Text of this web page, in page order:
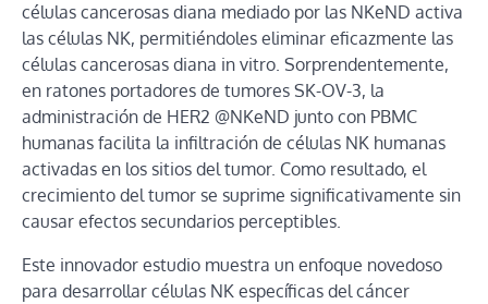
células cancerosas diana mediado por las NKeND activa
las células NK, permitiéndoles eliminar eficazmente las
células cancerosas diana in vitro. Sorprendentemente,
en ratones portadores de tumores SK-OV-3, la
administración de HER2 @NKeND junto con PBMC
humanas facilita la infiltración de células NK humanas
activadas en los sitios del tumor. Como resultado, el
crecimiento del tumor se suprime significativamente sin
causar efectos secundarios perceptibles.
Este innovador estudio muestra un enfoque novedoso
para desarrollar células NK específicas del cáncer